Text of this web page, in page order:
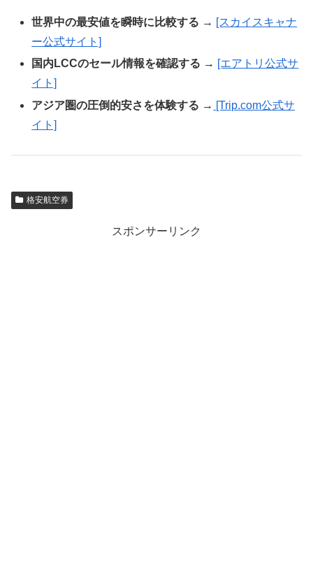
世界中の最安値を瞬時に比較する → [スカイスキャナ
ー公式サイト]
国内LCCのセール情報を確認する → [エアトリ公式サ
イト]
アジア圏の圧倒的安さを体験する → [Trip.com公式サ
イト]
格安航空券
スポンサーリンク